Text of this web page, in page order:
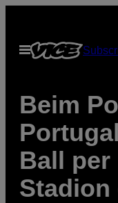
content
Open
Menu
Beim
Ball per
Stadion